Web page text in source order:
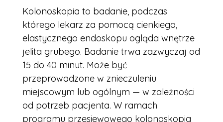
Kolonoskopia to badanie, podczas
którego lekarz za pomocą cienkiego,
elastycznego endoskopu ogląda wnętrze
jelita grubego. Badanie trwa zazwyczaj od
15 do 40 minut. Może być
przeprowadzone w znieczuleniu
miejscowym lub ogólnym — w zależności
od potrzeb pacjenta. W ramach
programu przesiewowego kolonoskopia